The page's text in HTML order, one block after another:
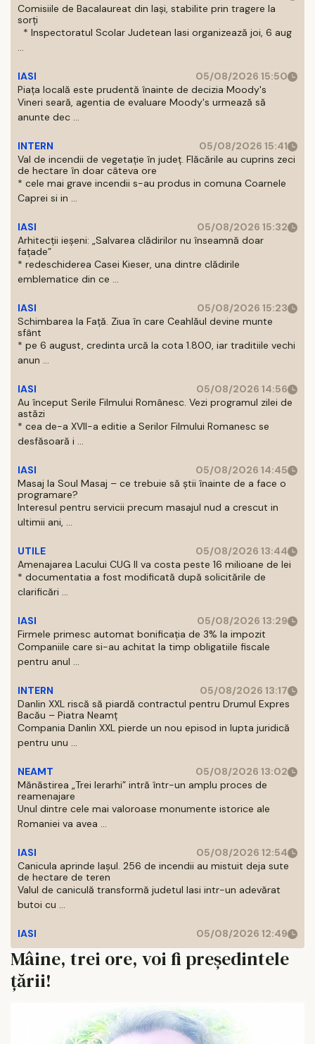
Comisiile de Bacalaureat din Iași, stabilite prin tragere la
sorți
* Inspectoratul Scolar Judetean Iasi organizează joi, 6 aug
...
IASI
05/08/2026 15:50
Piața locală este prudentă înainte de decizia Moody's
Vineri seară, agentia de evaluare Moody's urmează să
anunte dec ...
INTERN
05/08/2026 15:41
Val de incendii de vegetație în județ. Flăcările au cuprins zeci
de hectare în doar câteva ore
* cele mai grave incendii s-au produs in comuna Coarnele
Caprei si in ...
IASI
05/08/2026 15:32
Arhitecții ieșeni: „Salvarea clădirilor nu înseamnă doar
fațade”
* redeschiderea Casei Kieser, una dintre clădirile
emblematice din ce ...
IASI
05/08/2026 15:23
Schimbarea la Față. Ziua în care Ceahlăul devine munte
sfânt
* pe 6 august, credinta urcă la cota 1.800, iar traditiile vechi
anun ...
IASI
05/08/2026 14:56
Au început Serile Filmului Românesc. Vezi programul zilei de
astăzi
* cea de-a XVII-a editie a Serilor Filmului Romanesc se
desfăsoară i ...
IASI
05/08/2026 14:45
Masaj la Soul Masaj – ce trebuie să știi înainte de a face o
programare?
Interesul pentru servicii precum masajul nud a crescut in
ultimii ani, ...
UTILE
05/08/2026 13:44
Amenajarea Lacului CUG II va costa peste 16 milioane de lei
* documentatia a fost modificată după solicitările de
clarificări ...
IASI
05/08/2026 13:29
Firmele primesc automat bonificația de 3% la impozit
Companiile care si-au achitat la timp obligatiile fiscale
pentru anul ...
INTERN
05/08/2026 13:17
Danlin XXL riscă să piardă contractul pentru Drumul Expres
Bacău – Piatra Neamț
Compania Danlin XXL pierde un nou episod in lupta juridică
pentru unu ...
NEAMT
05/08/2026 13:02
Mănăstirea „Trei Ierarhi” intră într-un amplu proces de
reamenajare
Unul dintre cele mai valoroase monumente istorice ale
Romaniei va avea ...
IASI
05/08/2026 12:54
Canicula aprinde Iașul. 256 de incendii au mistuit deja sute
de hectare de teren
Valul de caniculă transformă judetul Iasi intr-un adevărat
butoi cu ...
IASI 05/08/2026 12:49
Mâine, trei ore, voi fi președintele
țării!